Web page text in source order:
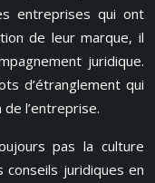
entreprises qui ont
de leur marque, il
juridique.
d’étranglement qui
l’entreprise.
pas la culture
juridiques en